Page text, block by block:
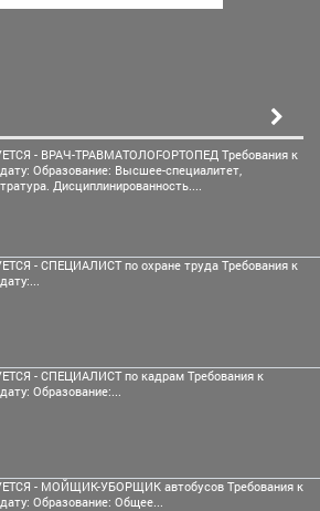
- ВРАЧ-ТРАВМАТОЛОГ-ОРТОПЕД Требования к
Образование: Высшее-специалитет,
Дисциплинированность....
- СПЕЦИАЛИСТ по охране труда Требования к
- СПЕЦИАЛИСТ по кадрам Требования к
Образование:...
- МОЙЩИК-УБОРЩИК автобусов Требования к
Образование: Общее...